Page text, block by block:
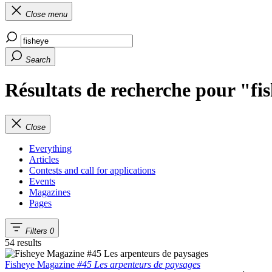
Close menu
Search
Résultats de recherche pour
Close
Everything
Articles
Contests and call for applications
Events
Magazines
Pages
Filters 0
54 results
Fisheye Magazine #45 Les arpenteurs de paysages